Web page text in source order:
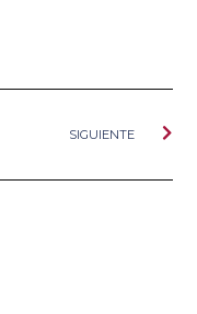
SIGUIENTE